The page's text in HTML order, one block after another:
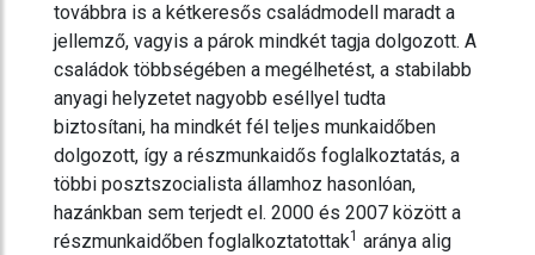
továbbra is a kétkeresős családmodell maradt a
jellemző, vagyis a párok mindkét tagja dolgozott. A
családok többségében a megélhetést, a stabilabb
anyagi helyzetet nagyobb eséllyel tudta
biztosítani, ha mindkét fél teljes munkaidőben
dolgozott, így a részmunkaidős foglalkoztatás, a
többi posztszocialista államhoz hasonlóan,
hazánkban sem terjedt el. 2000 és 2007 között a
részmunkaidőben foglalkoztatottak1 aránya alig